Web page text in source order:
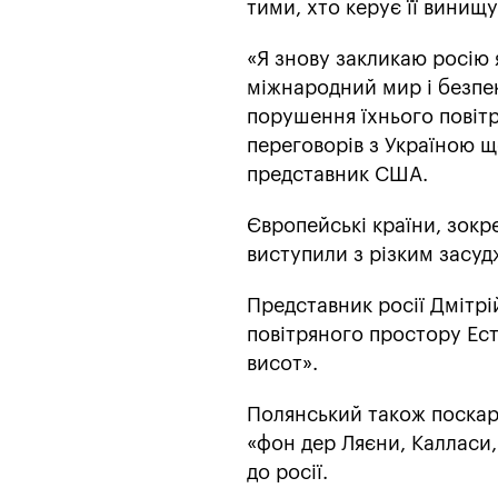
тими, хто керує її
«Я знову закликаю росію
міжнародний мир і
порушення їхнього
переговорів з Україною
представник США.
Європейські країни,
виступили з різким
Представник росії
повітряного простору
висот».
Полянський також
«фон дер Ляєни,
до росії.